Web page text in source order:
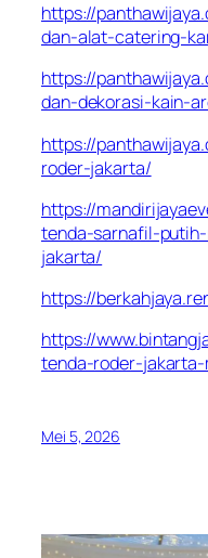
https://
dan-alat-catering-
https://
dan-dekorasi-kain-
https://
roder-jakarta/
https://
tenda-sarnafil-
jakarta/
https://
https://
tenda-roder-
Mei 5, 2026